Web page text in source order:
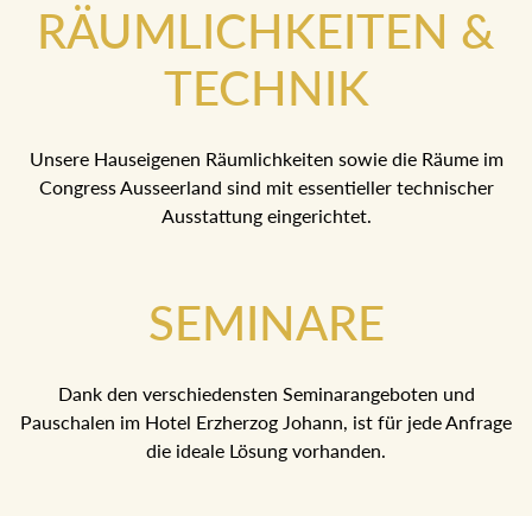
RÄUMLICHKEITEN &
TECHNIK
Unsere Hauseigenen Räumlichkeiten sowie die Räume im
Congress Ausseerland sind mit essentieller technischer
Ausstattung eingerichtet.
SEMINARE
Dank den verschiedensten Seminarangeboten und
Pauschalen im Hotel Erzherzog Johann, ist für jede
Anfrage die ideale Lösung vorhanden.